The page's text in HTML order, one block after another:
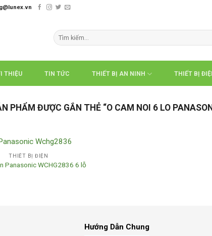
Tìm
kiếm:
THIỆU TIN TỨC THIẾT BỊ AN NINH THIẾT BỊ
PHẨM ĐƯỢC GẮN THẺ “O CAM NOI 6 LO
THIẾT BỊ ĐIỆN
Panasonic WCHG2836 6 lỗ
Hướng Dẫn Chung